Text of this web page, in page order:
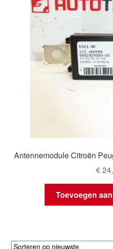
Antennemodule Citroën
€
Toevoegen